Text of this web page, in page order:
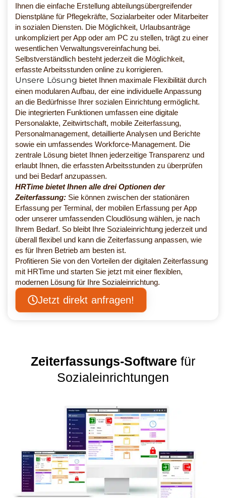
Ihnen die einfache Erstellung abteilungsübergreifender
Dienstpläne für Pflegekräfte, Sozialarbeiter oder Mitarbeiter
in sozialen Diensten. Die Möglichkeit, Urlaubsanträge
unkompliziert per App oder am PC zu stellen, trägt zu einer
wesentlichen Verwaltungsvereinfachung bei.
Selbstverständlich besteht jederzeit die Möglichkeit,
erfasste Arbeitsstunden online zu korrigieren.
Unsere Lösung bietet Ihnen maximale Flexibilität durch
einen modularen Aufbau, der eine individuelle Anpassung
an die Bedürfnisse Ihrer sozialen Einrichtung ermöglicht.
Die integrierten Funktionen umfassen eine digitale
Personalakte, Zeitwirtschaft, mobile Zeiterfassung,
Personalmanagement, detaillierte Analysen und Berichte
sowie ein umfassendes Workforce-Management. Die
zentrale Lösung bietet Ihnen jederzeitige Transparenz und
erlaubt Ihnen, die erfassten Arbeitsstunden zu überprüfen
und bei Bedarf anzupassen.
HRTime bietet Ihnen alle drei Optionen der
Zeiterfassung: Sie können zwischen der stationären
Erfassung per Terminal, der mobilen Erfassung per App
oder unserer umfassenden Cloudlösung wählen, je nach
Ihrem Bedarf. So bleibt Ihre Sozialeinrichtung jederzeit und
überall flexibel und kann die Zeiterfassung anpassen, wie
es für Ihren Betrieb am besten ist.
Profitieren Sie von den Vorteilen der digitalen Zeiterfassung
mit HRTime und starten Sie jetzt mit einer flexiblen,
modernen Lösung für Ihre Sozialeinrichtung.
Jetzt direkt anfragen!
Zeiterfassungs-Software für
Sozialeinrichtungen